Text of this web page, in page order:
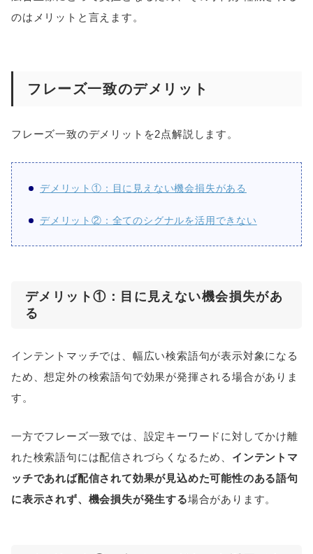
のはメリットと言えます。
フレーズ一致のデメリット
フレーズ一致のデメリットを2点解説します。
デメリット①：目に見えない機会損失がある
デメリット②：全てのシグナルを活用できない
デメリット①：目に見えない機会損失があ
る
インテントマッチでは、幅広い検索語句が表示対象になる
ため、想定外の検索語句で効果が発揮される場合がありま
す。
一方でフレーズ一致では、設定キーワードに対してかけ離
れた検索語句には配信されづらくなるため、 インテントマ
ッチであれば配信されて効果が見込めた可能性のある語句
に表示されず、機会損失が発生する場合があります。